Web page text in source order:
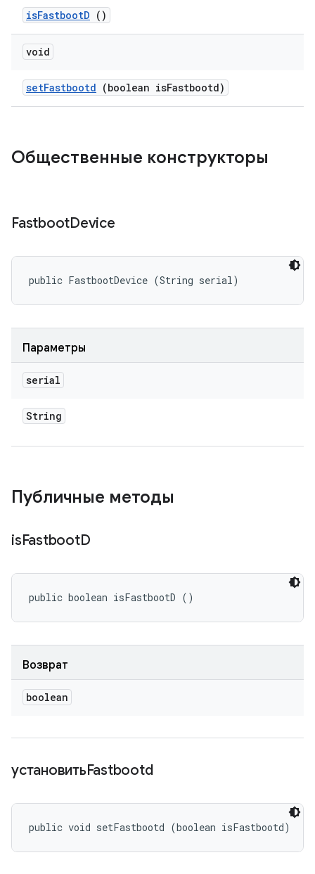
isFastbootD ()
void
setFastbootd (boolean isFastbootd)
Общественные конструкторы
FastbootDevice
public FastbootDevice (String serial)
Параметры
serial
String
Публичные методы
isFastbootD
public boolean isFastbootD ()
Возврат
boolean
установитьFastbootd
public void setFastbootd (boolean isFastbootd)